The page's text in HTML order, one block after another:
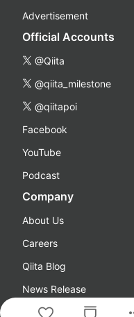
Advertisement
Official Accounts
@Qiita
@qiita_milestone
@qiitapoi
Facebook
YouTube
Podcast
Company
About Us
Careers
Qiita Blog
News Release